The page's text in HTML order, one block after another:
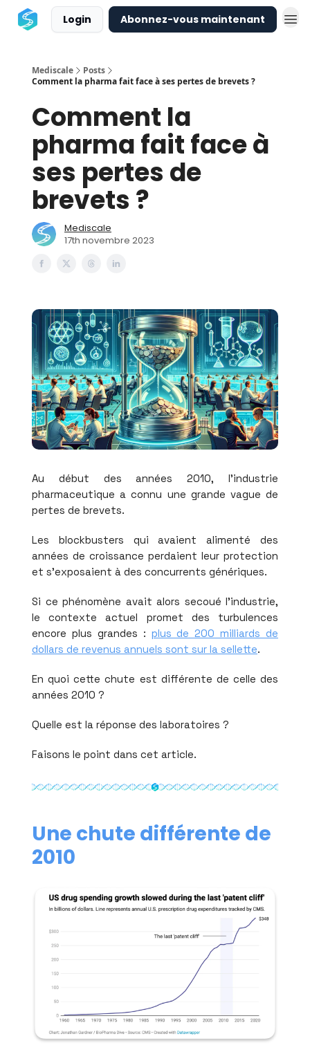
Login Abonnez-vous maintenant
Mediscale
Posts
Comment la pharma fait face à ses pertes de brevets ?
Comment la
pharma fait face à
ses pertes de
brevets ?
Mediscale
17th novembre 2023
Au début des années 2010, l'industrie
pharmaceutique a connu une grande vague de
pertes de brevets.
Les blockbusters qui avaient alimenté des
années de croissance perdaient leur protection
et s'exposaient à des concurrents génériques.
Si ce phénomène avait alors secoué l'industrie,
le contexte actuel promet des turbulences
encore plus grandes : plus de 200 milliards de
dollars de revenus annuels sont sur la sellette.
En quoi cette chute est différente de celle des
années 2010 ?
Quelle est la réponse des laboratoires ?
Faisons le point dans cet article.
Une chute différente de
2010